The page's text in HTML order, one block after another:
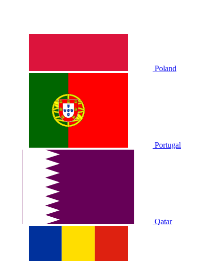
Poland
Portugal
Qatar